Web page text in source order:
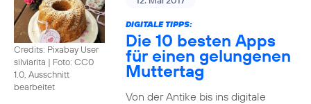
Credits: Pixabay User
silviarita | Foto: CC0
1.0, Ausschnitt
bearbeitet
DIGITALE TIPPS:
Die 10 besten Apps
für einen gelungenen
Muttertag
Von der Antike bis ins digitale